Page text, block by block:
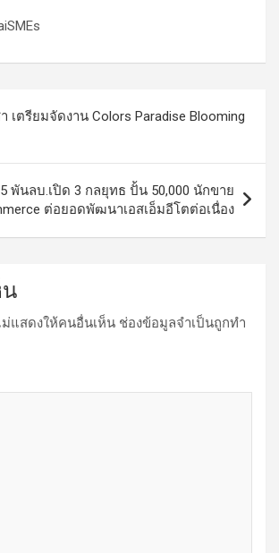
เตรียมจัดงาน Colors Paradise Blooming
พันลบ.เปิด 3 กลยุทธ ปั้น 50,000 นักขาย
ต่อยอดพัฒนาเอสเอ็มอีโตต่อเนื่อง
น
แสดงให้คนอื่นเห็น ช่องข้อมูลจำเป็นถูกทำ